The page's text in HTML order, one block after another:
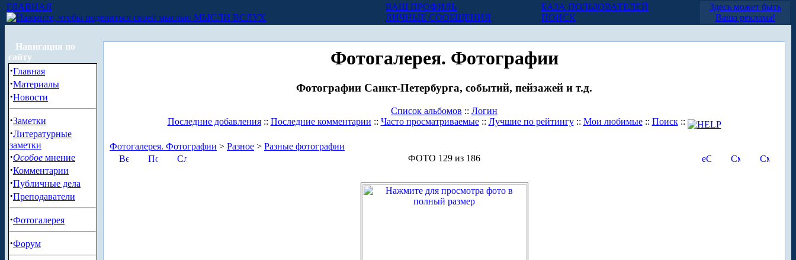
ГЛАВНАЯ
МЫСЛИ ВСЛУХ
ВАШ ПРОФИЛЬ
ЛИЧНЫЕ СООБЩЕНИЯ
БАЗА ПОЛЬЗОВАТЕЛЕЙ
ПОИСК
Здесь может быть
Ваша реклама!
Навигация по
сайту
·Главная
·Материалы
·Новости
·Заметки
·Литературные
заметки
·Особое мнение
·Комментарии
·Публичные дела
·Преподаватели
·Фотогалерея
·Форум
Фотогалерея. Фотографии
Фотографии Санкт-Петербурга, событий, пейзажей и т.д.
Список альбомов :: Логин
Последние добавления:: Последние комментарии :: Часто просматриваемые:: Лучшие по рейтингу:: Мои любимые:: Поиск::
Фотогалерея. Фотографии > Разное > Разные фотографии
ФОТО 129 из 186